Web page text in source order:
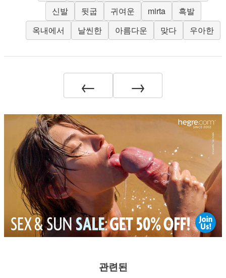
신발
뒷굽 귀여운 mirta
흑발
옥내에서
날씬한 아름다운 맞다 우아한
← →
관련된